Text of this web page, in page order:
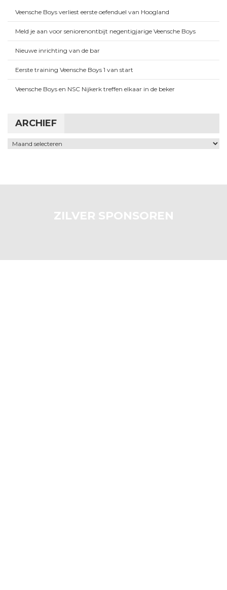
Veensche Boys verliest eerste oefenduel van Hoogland
Meld je aan voor seniorenontbijt negentigjarige Veensche Boys
Nieuwe inrichting van de bar
Eerste training Veensche Boys 1 van start
Veensche Boys en NSC Nijkerk treffen elkaar in de beker
ARCHIEF
Archief
ZILVER SPONSOREN